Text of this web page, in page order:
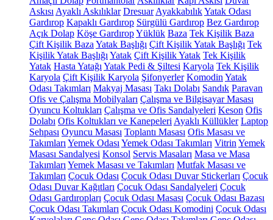
Askısı Ayaklı Askılıklar Dresuar AyakkabılıkYatak Odası
Gardırop Kapaklı Gardırop Sürgülü Gardırop Bez Gardırop
Açık Dolap Köşe GardıropYüklük Baza Tek Kişilik Baza
Çift Kişilik Baza Yatak Başlığı Çift Kişilik Yatak Başlığı Tek
Kişilik Yatak Başlığı Yatak Çift Kişilik Yatak Tek Kişilik
Yatak Hasta Yatağı Yatak Pedi & Şiltesi Karyola Tek Kişilik
Karyola Çift Kişilik Karyola Şifonyerler Komodin Yatak
Odası Takımları Makyaj Masası Takı Dolabı Sandık Paravan
Ofis ve Çalışma Mobilyaları Çalışma ve Bilgisayar Masası
Oyuncu Koltukları Çalışma ve Ofis Sandalyeleri Keson Ofis
Dolabı Ofis Koltukları ve Kanepeleri Ayaklı Küllükler Laptop
Sehpası Oyuncu Masası Toplantı Masası Ofis Masası ve
Takımları Yemek Odası Yemek Odası Takımları Vitrin Yemek
Masası Sandalyesi Konsol Servis Masaları Masa ve Masa
Takımları Yemek Masası ve Takımları Mutfak Masası ve
Takımları Çocuk Odası Çocuk Odası Duvar Stickerları Çocuk
Odası Duvar Kağıtları Çocuk Odası Sandalyeleri Çocuk
Odası Gardıropları Çocuk Odası Masası Çocuk Odası Bazası
Çocuk Odası Takımları Çocuk Odası Komodini Çocuk Odası